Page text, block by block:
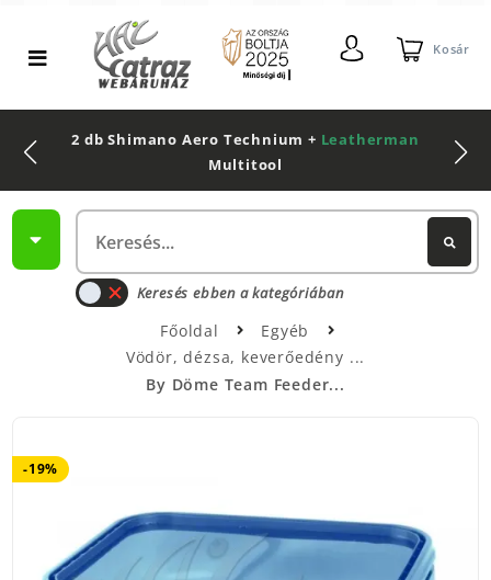
Kosár
2 db Shimano Aero Technium + Leatherman
Multitool
Keresés ebben a kategóriában
Főoldal
Egyéb
Vödör, dézsa, keverőedény
By Döme Team Feeder...
-19%